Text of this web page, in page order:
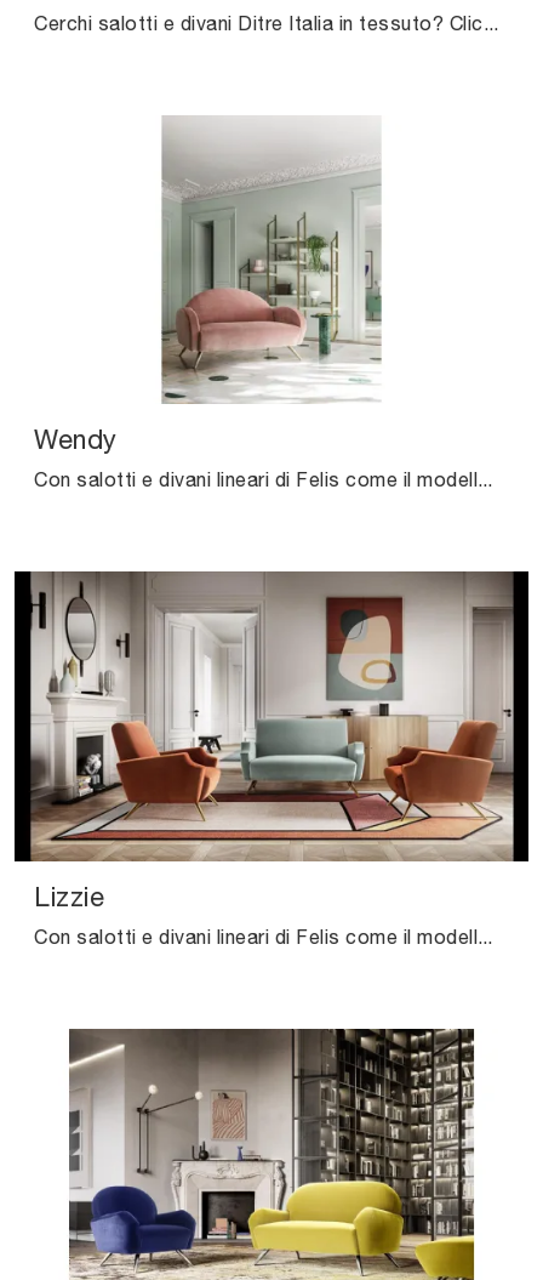
Cerchi salotti e divani Ditre Italia in tessuto? Clicca e scopri di più sul modello Mellville per spazi design.
Wendy
Con salotti e divani lineari di Felis come il modello Wendy in tessuto, potrai ultimare il tuo progetto d'arredo.
Lizzie
Con salotti e divani lineari di Felis come il modello Lizzie in tessuto, potrai completare il tuo concept d'arredo.